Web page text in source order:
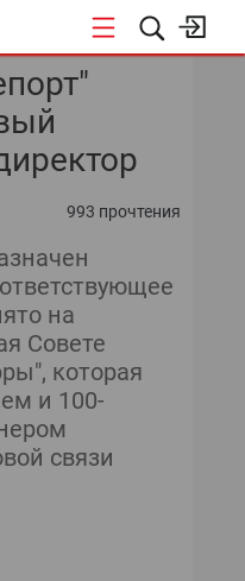
«ОТКРЫТЫЕ СИСТЕМЫ»
ИТ-ИНФРАСТРУКТУРА
БЕЗОПАСНОСТЬ
993 прочтения
на
Совете
которая
и 100-
связи